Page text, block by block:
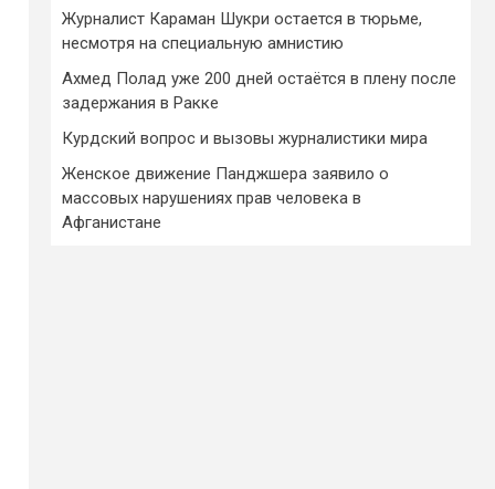
Журналист Караман Шукри остается в тюрьме,
несмотря на специальную амнистию
Ахмед Полад уже 200 дней остаётся в плену после
задержания в Ракке
Курдский вопрос и вызовы журналистики мира
Женское движение Панджшера заявило о
массовых нарушениях прав человека в
Афганистане